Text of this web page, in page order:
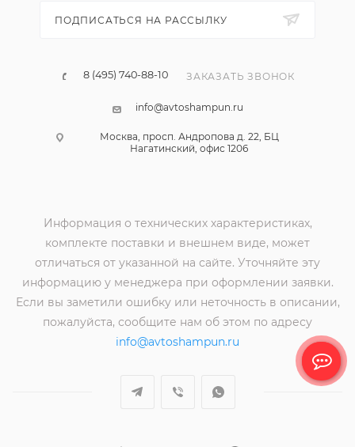
ПОДПИСАТЬСЯ НА РАССЫЛКУ
8 (495) 740-88-10 ЗАКАЗАТЬ ЗВОНОК
info@avtoshampun.ru
Москва, просп. Андропова д. 22, БЦ
Нагатинский, офис 1206
Информация о технических характеристиках,
комплекте поставки и внешнем виде, может
отличаться от указанной на сайте. Уточняйте эту
информацию у менеджера при оформлении заявки.
Если вы заметили ошибку или неточность в описании,
пожалуйста, сообщите нам об этом по адресу
info@avtoshampun.ru